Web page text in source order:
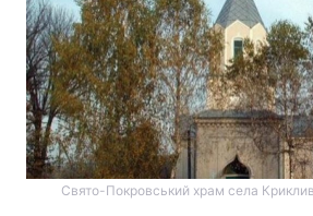
Свято-Покровський храм села